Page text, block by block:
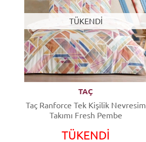
TÜKENDİ
TAÇ
Taç Ranforce Tek Kişilik Nevresim
Takımı Fresh Pembe
TÜKENDİ